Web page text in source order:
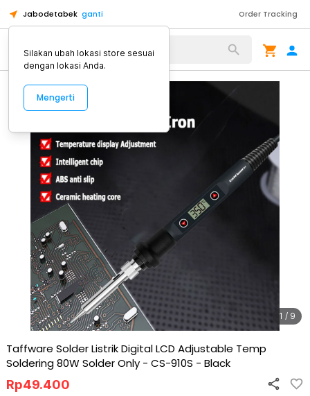
Jabodetabek ganti Order Tracking
Alat Kopi
1 / 9
Taffware Solder Listrik Digital LCD Adjustable Temp
Soldering 80W Solder Only - CS-910S - Black
Rp49.400
Silakan ubah lokasi store sesuai
dengan lokasi Anda.
Mengerti